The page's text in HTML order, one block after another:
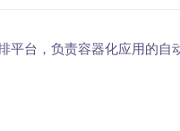
平台，负责容器化应用的